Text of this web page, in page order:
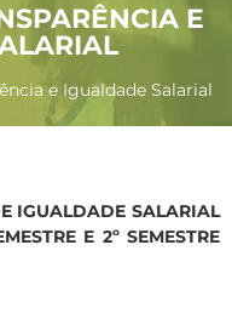
E
e Igualdade Salarial
IGUALDADE SALARIAL
E 2º SEMESTRE